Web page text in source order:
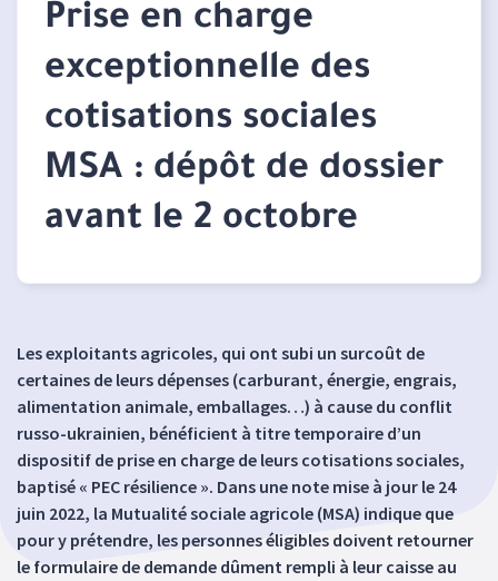
Prise en charge
exceptionnelle des
cotisations sociales
MSA : dépôt de dossier
avant le 2 octobre
Les exploitants agricoles, qui ont subi un surcoût de
certaines de leurs dépenses (carburant, énergie, engrais,
alimentation animale, emballages…) à cause du conflit
russo-ukrainien, bénéficient à titre temporaire d’un
dispositif de prise en charge de leurs cotisations sociales,
baptisé « PEC résilience ». Dans une note mise à jour le 24
juin 2022, la Mutualité sociale agricole (MSA) indique que
pour y prétendre, les personnes éligibles doivent retourner
le formulaire de demande dûment rempli à leur caisse au